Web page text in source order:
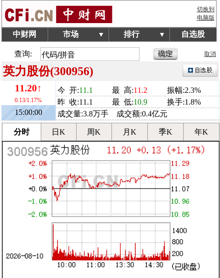
切换到
电脑版
中财网 市场 ▼ 排行 ▼ 自选股
查询: 取消
英力股份(300956)
11.20↑
0.13/1.17%
15:00:00
今 开:11.1 最 高:11.2
振幅:2.3%
昨 收:11.1
最 低:10.9
换手:1.8%
成交量:3.8万手 成交额:0.4亿元
分时 日K 周K 月K 季K 年K